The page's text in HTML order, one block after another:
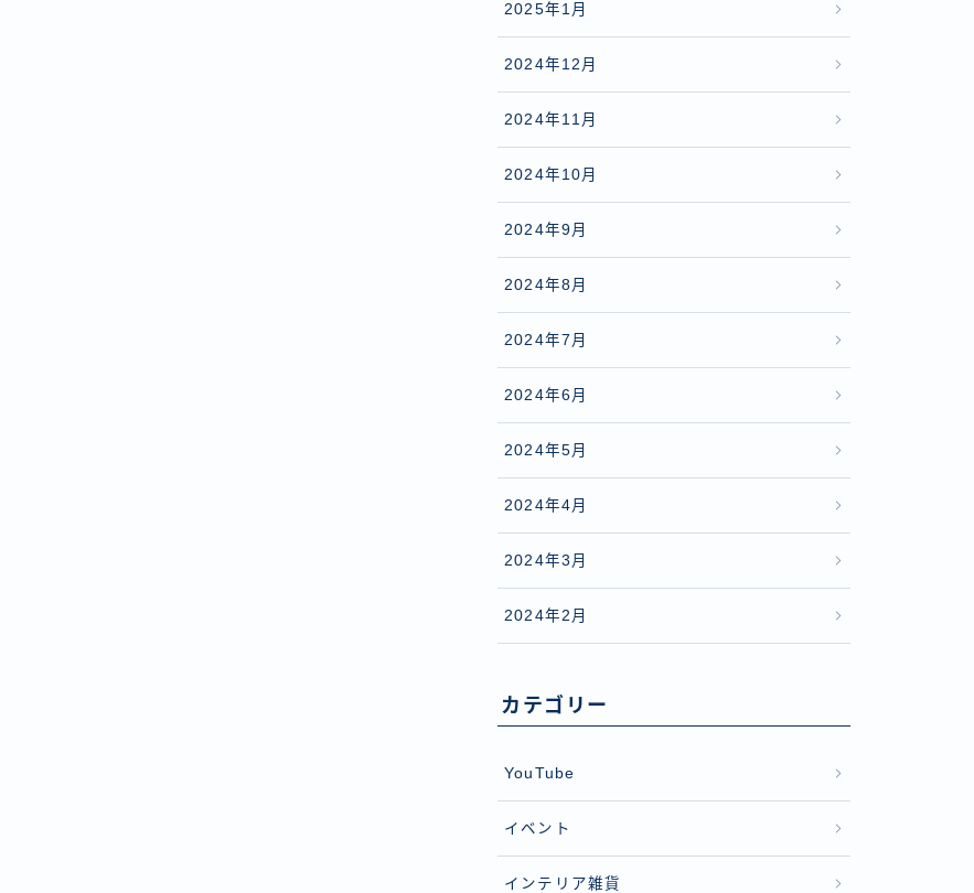
2025年1月
2024年12月
2024年11月
2024年10月
2024年9月
2024年8月
2024年7月
2024年6月
2024年5月
2024年4月
2024年3月
2024年2月
カテゴリー
YouTube
イベント
インテリア雑貨